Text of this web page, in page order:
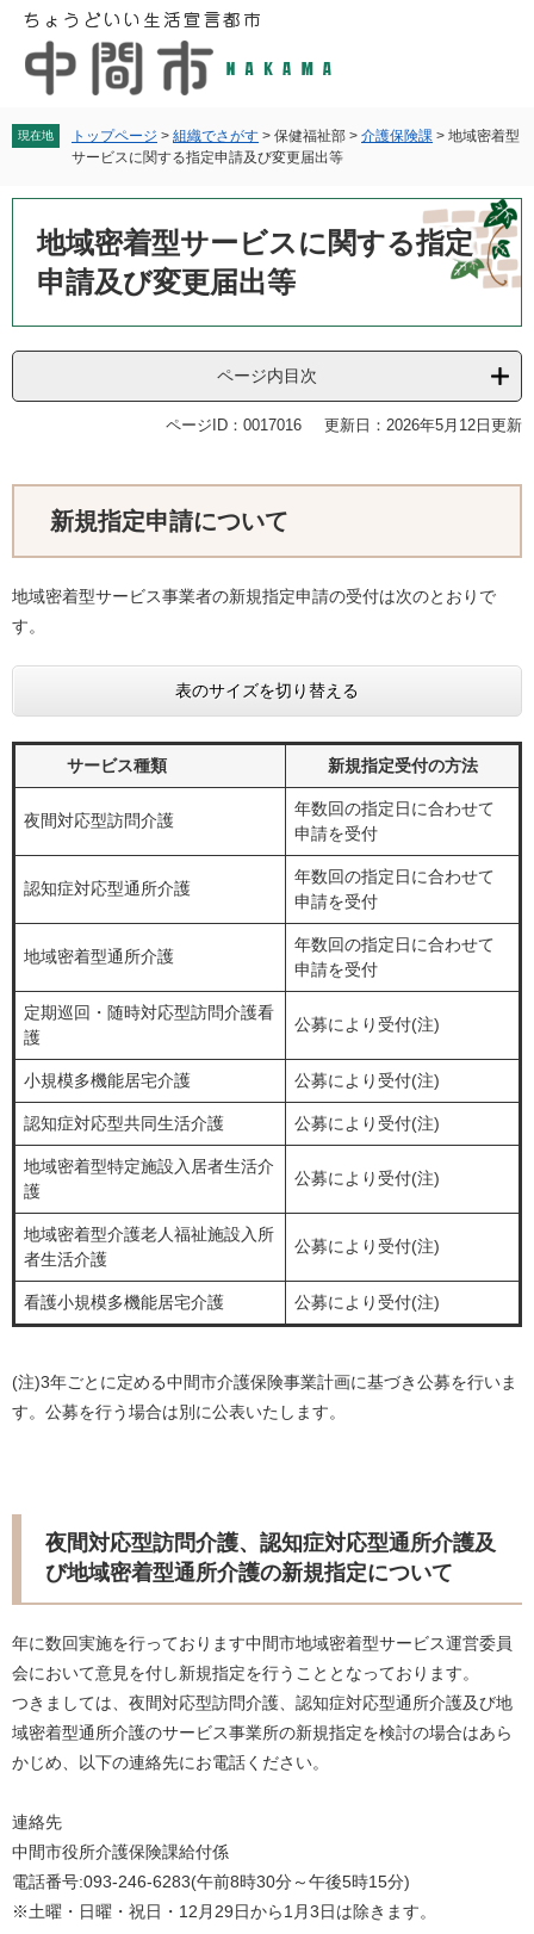
現在地 トップページ > 組織でさがす > 保健福祉部 > 介護保険課 > 地域密着型
サービスに関する指定申請及び変更届出等
地域密着型サービスに関する指定
申請及び変更届出等
ページ内目次
ページID：0017016 更新日：2026年5月12日更新
新規指定申請について
地域密着型サービス事業者の新規指定申請の受付は次のとおりで
す。
表のサイズを切り替える
サービス種類 新規指定受付の方法
夜間対応型訪問介護
年数回の指定日に合わせて
申請を受付
認知症対応型通所介護
年数回の指定日に合わせて
申請を受付
地域密着型通所介護
年数回の指定日に合わせて
申請を受付
定期巡回・随時対応型訪問介護看
護
公募により受付(注)
小規模多機能居宅介護 公募により受付(注)
認知症対応型共同生活介護 公募により受付(注)
地域密着型特定施設入居者生活介
護
公募により受付(注)
地域密着型介護老人福祉施設入所
者生活介護
公募により受付(注)
看護小規模多機能居宅介護 公募により受付(注)
(注)3年ごとに定める中間市介護保険事業計画に基づき公募を行いま
す。公募を行う場合は別に公表いたします。
夜間対応型訪問介護、認知症対応型通所介護及
び地域密着型通所介護の新規指定について
年に数回実施を行っております中間市地域密着型サービス運営委員
会において意見を付し新規指定を行うこととなっております。
つきましては、夜間対応型訪問介護、認知症対応型通所介護及び地
域密着型通所介護のサービス事業所の新規指定を検討の場合はあら
かじめ、以下の連絡先にお電話ください。
連絡先
中間市役所介護保険課給付係
電話番号:093-246-6283(午前8時30分～午後5時15分)
※土曜・日曜・祝日・12月29日から1月3日は除きます。